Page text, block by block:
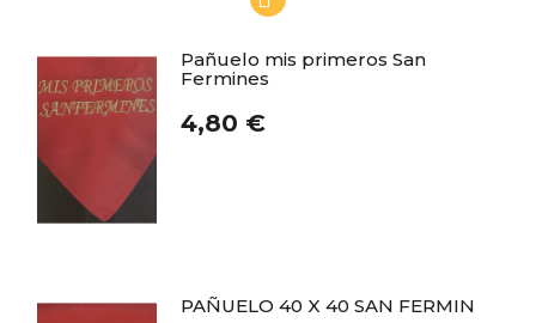
Pañuelo mis primeros San
Fermines
4,80 €
PAÑUELO 40 X 40 SAN FERMIN